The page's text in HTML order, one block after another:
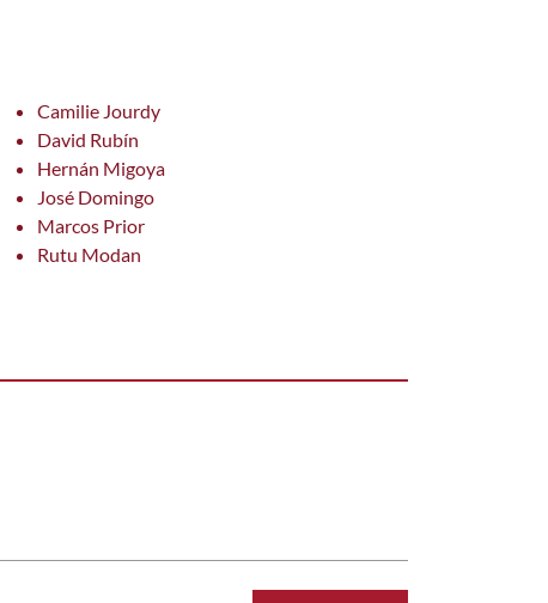
Camilie Jourdy
David Rubín
Hernán Migoya
José Domingo
Marcos Prior
Rutu Modan